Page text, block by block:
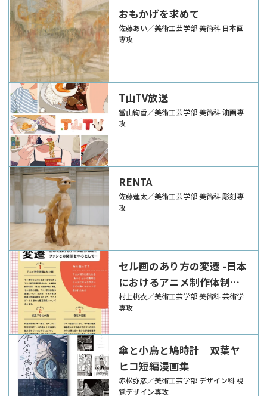
おもかげを求めて
佐藤あい／美術工芸学部 美術科 日本画
専攻
T山TV放送
當山絢香／美術工芸学部 美術科 油画専
攻
RENTA
佐藤蓮太／美術工芸学部 美術科 彫刻専
攻
セル画のあり方の変遷 -日本
におけるアニメ制作体制、
ファンとの関係を中心とし
て-
村上桃衣／美術工芸学部 美術科 芸術学
専攻
傘と小鳥と鳩時計 双葉ヤ
ヒコ短編漫画集
赤松弥彦／美術工芸学部 デザイン科 視
覚デザイン専攻